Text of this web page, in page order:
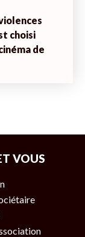
choisi
de
VOUS